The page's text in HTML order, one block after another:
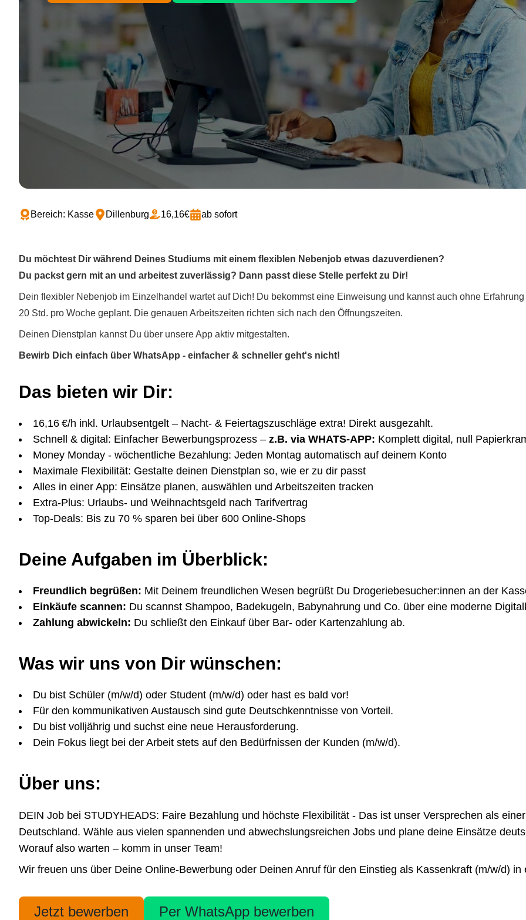
Dillenburg
Bereich: Kasse 16,16€ ab sofort
Du möchtest Dir während Deines Studiums mit einem flexiblen Nebenjob etwas dazuverdienen?
Du packst gern mit an und arbeitest zuverlässig? Dann passt diese Stelle perfekt zu Dir!
Dein flexibler Nebenjob im Einzelhandel wartet auf Dich! Du bekommst eine Einweisung und kannst auch ohne
20 Std. pro Woche geplant. Die genauen Arbeitszeiten richten sich nach den Öffnungszeiten.
Deinen Dienstplan kannst Du über unsere App aktiv mitgestalten.
Bewirb Dich einfach über WhatsApp - einfacher & schneller geht's nicht!
Das bieten wir Dir:
16,16 €/h inkl. Urlaubsentgelt – Nacht- & Feiertagszuschläge extra! Direkt ausgezahlt.
Schnell & digital: Einfacher Bewerbungsprozess – z.B. via WHATS-APP: Komplett digital, null
Money Monday - wöchentliche Bezahlung: Jeden Montag automatisch auf deinem Konto
Maximale Flexibilität: Gestalte deinen Dienstplan so, wie er zu dir passt
Alles in einer App: Einsätze planen, auswählen und Arbeitszeiten tracken
Extra-Plus: Urlaubs- und Weihnachtsgeld nach Tarifvertrag
Top-Deals: Bis zu 70 % sparen bei über 600 Online-Shops
Deine Aufgaben im Überblick:
Freundlich begrüßen: Mit Deinem freundlichen Wesen begrüßt Du Drogeriebesucher:innen an der
Einkäufe scannen: Du scannst Shampoo, Badekugeln, Babynahrung und Co. über eine moderne
Zahlung abwickeln: Du schließt den Einkauf über Bar- oder Kartenzahlung ab.
Was wir uns von Dir wünschen:
Du bist Schüler (m/w/d) oder Student (m/w/d) oder hast es bald vor!
Für den kommunikativen Austausch sind gute Deutschkenntnisse von Vorteil.
Du bist volljährig und suchst eine neue Herausforderung.
Dein Fokus liegt bei der Arbeit stets auf den Bedürfnissen der Kunden (m/w/d).
Über uns:
DEIN Job bei STUDYHEADS: Faire Bezahlung und höchste Flexibilität - Das ist unser Versprechen als
Deutschland. Wähle aus vielen spannenden und abwechslungsreichen Jobs und plane deine Einsätze
Worauf also warten – komm in unser Team!
Wir freuen uns über Deine Online-Bewerbung oder Deinen Anruf für den Einstieg als Kassenkraft (m/w/d)
Jetzt bewerben Per WhatsApp bewerben